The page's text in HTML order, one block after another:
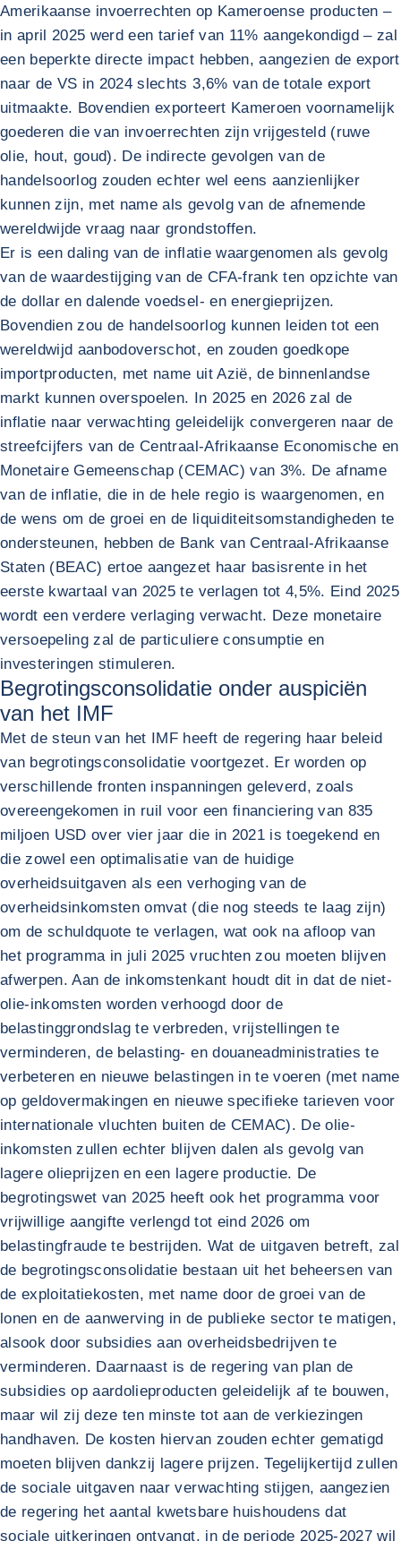
Amerikaanse invoerrechten op Kameroense producten –
in april 2025 werd een tarief van 11% aangekondigd – zal
een beperkte directe impact hebben, aangezien de export
naar de VS in 2024 slechts 3,6% van de totale export
uitmaakte. Bovendien exporteert Kameroen voornamelijk
goederen die van invoerrechten zijn vrijgesteld (ruwe
olie, hout, goud). De indirecte gevolgen van de
handelsoorlog zouden echter wel eens aanzienlijker
kunnen zijn, met name als gevolg van de afnemende
wereldwijde vraag naar grondstoffen.
Er is een daling van de inflatie waargenomen als gevolg
van de waardestijging van de CFA-frank ten opzichte van
de dollar en dalende voedsel- en energieprijzen.
Bovendien zou de handelsoorlog kunnen leiden tot een
wereldwijd aanbodoverschot, en zouden goedkope
importproducten, met name uit Azië, de binnenlandse
markt kunnen overspoelen. In 2025 en 2026 zal de
inflatie naar verwachting geleidelijk convergeren naar de
streefcijfers van de Centraal-Afrikaanse Economische en
Monetaire Gemeenschap (CEMAC) van 3%. De afname
van de inflatie, die in de hele regio is waargenomen, en
de wens om de groei en de liquiditeitsomstandigheden te
ondersteunen, hebben de Bank van Centraal-Afrikaanse
Staten (BEAC) ertoe aangezet haar basisrente in het
eerste kwartaal van 2025 te verlagen tot 4,5%. Eind 2025
wordt een verdere verlaging verwacht. Deze monetaire
versoepeling zal de particuliere consumptie en
investeringen stimuleren.
Begrotingsconsolidatie onder auspiciën
van het IMF
Met de steun van het IMF heeft de regering haar beleid
van begrotingsconsolidatie voortgezet. Er worden op
verschillende fronten inspanningen geleverd, zoals
overeengekomen in ruil voor een financiering van 835
miljoen USD over vier jaar die in 2021 is toegekend en
die zowel een optimalisatie van de huidige
overheidsuitgaven als een verhoging van de
overheidsinkomsten omvat (die nog steeds te laag zijn)
om de schuldquote te verlagen, wat ook na afloop van
het programma in juli 2025 vruchten zou moeten blijven
afwerpen. Aan de inkomstenkant houdt dit in dat de niet-
olie-inkomsten worden verhoogd door de
belastinggrondslag te verbreden, vrijstellingen te
verminderen, de belasting- en douaneadministraties te
verbeteren en nieuwe belastingen in te voeren (met name
op geldovermakingen en nieuwe specifieke tarieven voor
internationale vluchten buiten de CEMAC). De olie-
inkomsten zullen echter blijven dalen als gevolg van
lagere olieprijzen en een lagere productie. De
begrotingswet van 2025 heeft ook het programma voor
vrijwillige aangifte verlengd tot eind 2026 om
belastingfraude te bestrijden. Wat de uitgaven betreft, zal
de begrotingsconsolidatie bestaan uit het beheersen van
de exploitatiekosten, met name door de groei van de
lonen en de aanwerving in de publieke sector te matigen,
alsook door subsidies aan overheidsbedrijven te
verminderen. Daarnaast is de regering van plan de
subsidies op aardolieproducten geleidelijk af te bouwen,
maar wil zij deze ten minste tot aan de verkiezingen
handhaven. De kosten hiervan zouden echter gematigd
moeten blijven dankzij lagere prijzen. Tegelijkertijd zullen
de sociale uitgaven naar verwachting stijgen, aangezien
de regering het aantal kwetsbare huishoudens dat
sociale uitkeringen ontvangt, in de periode 2025-2027 wil